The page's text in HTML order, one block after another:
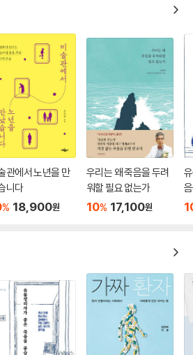
만드는 “현대사회와 현대 의료가 오히려
방해하는지”(10면) 실증 연구와 경험을 바
한다. 나아가 ‘완벽한 건강’이란 애초에 존재
한 데가 있는 것 같지만 그런대로 만족하며
는 것이 진정으로 건강한 삶이라며 오늘날의
하게 한다. 실제로 저자는 신체화장애를 겪고
제 대신 “매주 한시간씩 누워 있는 시간 줄이
앓는 노인과 그 가족에게 효과가 불분명한
어디까지 맡을 수 있을지 구성원끼리 기준
다.
움받을 수 있는 건강관리 및 병원 이용 ‘꿀
검진 결과를 받아들일 때 필요한 마음가짐을
안들에 대한 답변도 사려 깊게 담아냈다. 환
의료에 휘둘리지 않고 지혜롭게 건강을 지키
찰이 담긴 처방전이자 쓸모 있는 실천 지침서
관에서 노년을 만
니다
% 18,900원
우리는 왜 죽음을 두려
워할 필요 없는가
10% 17,100원